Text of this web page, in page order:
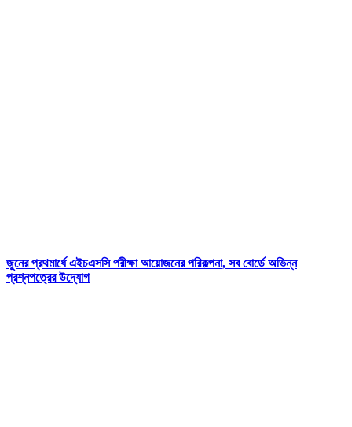
জুনের প্রথমার্ধে এইচএসসি পরীক্ষা আয়োজনের পরিকল্পনা, সব বোর্ডে অভিন্ন
প্রশ্নপত্রের উদ্যোগ